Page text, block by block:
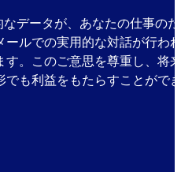
データが、あなたの仕事のた
ールでの実用的な対話が行わ
す。このご意思を尊重し、将
でも利益をもたらすことがで